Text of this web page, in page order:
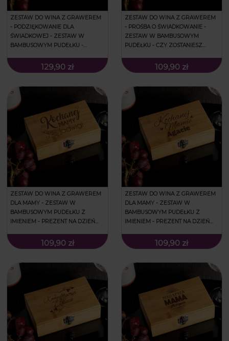
ZESTAW DO WINA Z GRAWEREM
- PODZIĘKOWANIE DLA
ŚWIADKOWEJ - ZESTAW W
BAMBUSOWYM PUDEŁKU -
129,90 zł
ZESTAW DO WINA Z GRAWEREM
- PROŚBA O ŚWIADKOWANIE -
ZESTAW W BAMBUSOWYM
PUDEŁKU - CZY ZOSTANIESZ
109,90 zł
ZESTAW DO WINA Z GRAWEREM
DLA MAMY - ZESTAW W
BAMBUSOWYM PUDEŁKU Z
IMIENIEM - PREZENT NA DZIEŃ
109,90 zł
ZESTAW DO WINA Z GRAWEREM
DLA MAMY - ZESTAW W
BAMBUSOWYM PUDEŁKU Z
IMIENIEM - PREZENT NA DZIEŃ
109,90 zł